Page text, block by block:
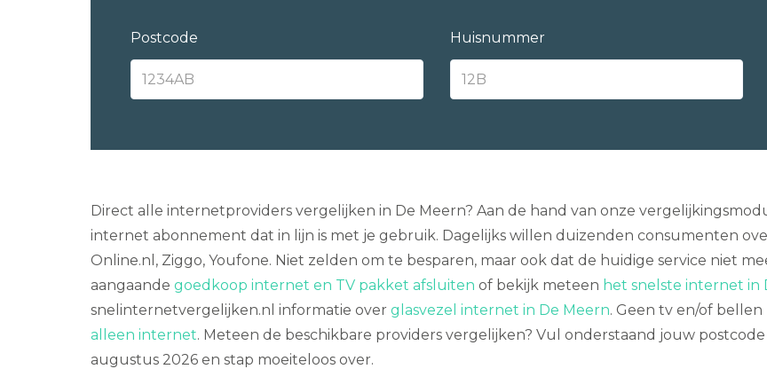
Postcode Huisnummer
Direct alle internetproviders vergelijken in De Meern? Aan de hand van onze
internet abonnement dat in lijn is met je gebruik. Dagelijks willen duizenden consumenten
Online.nl, Ziggo, Youfone. Niet zelden om te besparen, maar ook dat de huidige service niet
aangaande goedkoop internet en TV pakket afsluiten of bekijk meteen het snelste internet in
snelinternetvergelijken.nl informatie over glasvezel internet in De Meern. Geen tv en/of
alleen internet. Meteen de beschikbare providers vergelijken? Vul onderstaand jouw
augustus 2026 en stap moeiteloos over.